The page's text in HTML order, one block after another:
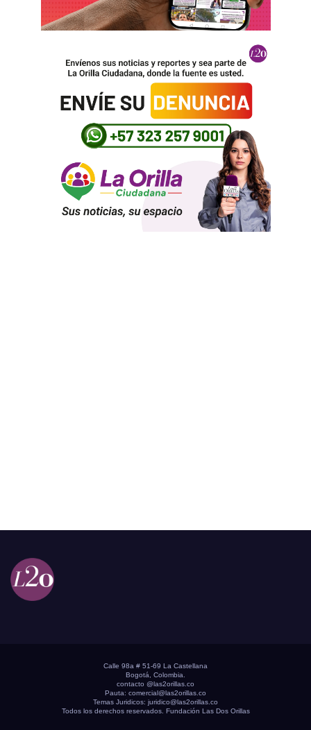
Calle 98a # 51-69 La Castellana
Bogotá, Colombia.
contacto @las2orillas.co
Pauta: comercial@las2orillas.co
Temas Juridicos: juridico@las2orillas.co
Todos los derechos reservados. Fundación Las Dos Orillas